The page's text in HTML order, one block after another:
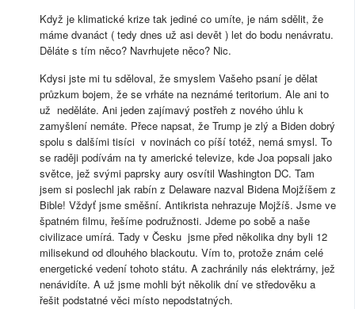
Když je klimatické krize tak jediné co umíte, je nám sdělit, že
máme dvanáct ( tedy dnes už asi devět ) let do bodu nenávratu.
Děláte s tím něco? Navrhujete něco? Nic.
Kdysi jste mi tu sděloval, že smyslem Vašeho psaní je dělat
průzkum bojem, že se vrháte na neznámé teritorium. Ale ani to
už neděláte. Ani jeden zajímavý postřeh z nového úhlu k
zamyšlení nemáte. Přece napsat, že Trump je zlý a Biden dobrý
spolu s dalšími tisíci v novinách co píší totéž, nemá smysl. To
se raději podívám na ty americké televize, kde Joa popsali jako
světce, jež svými paprsky aury osvítil Washington DC. Tam
jsem si poslechl jak rabín z Delaware nazval Bidena Mojžíšem z
Bible! Vždyť jsme směšní. Antikrista nehrazuje Mojžíš. Jsme ve
špatném filmu, řešíme podružnosti. Jdeme po sobě a naše
civilizace umírá. Tady v Česku jsme před několika dny byli 12
milisekund od dlouhého blackoutu. Vím to, protože znám celé
energetické vedení tohoto státu. A zachránily nás elektrárny, jež
nenávidíte. A už jsme mohli být několik dní ve středověku a
řešit podstatné věci místo nepodstatných.